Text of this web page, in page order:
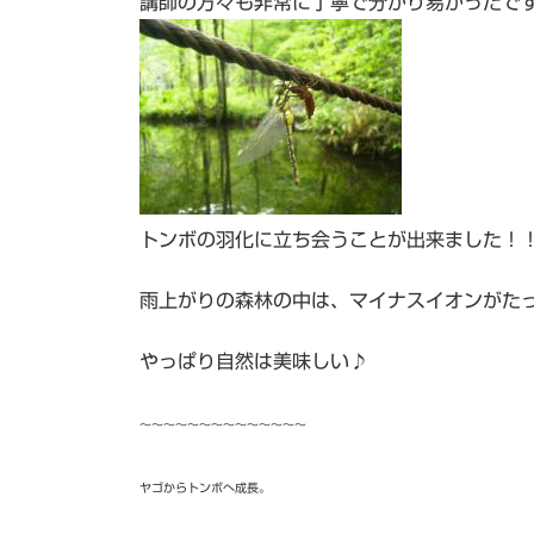
トンボの羽化に立ち会うことが出来ました！！
雨上がりの森林の中は、マイナスイオンがた
やっぱり自然は美味しい♪
～～～～～～～～～～～～～～
ヤゴからトンボへ成長。